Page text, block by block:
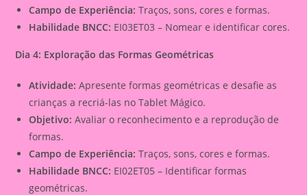
Campo de Experiência: Traços, sons, cores e formas.
Habilidade BNCC: EI03ET03 – Nomear e identificar cores.
Dia 4: Exploração das Formas Geométricas
Atividade: Apresente formas geométricas e desafie as
crianças a recriá-las no Tablet Mágico.
Objetivo: Avaliar o reconhecimento e a reprodução de
formas.
Campo de Experiência: Traços, sons, cores e formas.
Habilidade BNCC: EI02ET05 – Identificar formas
geométricas.